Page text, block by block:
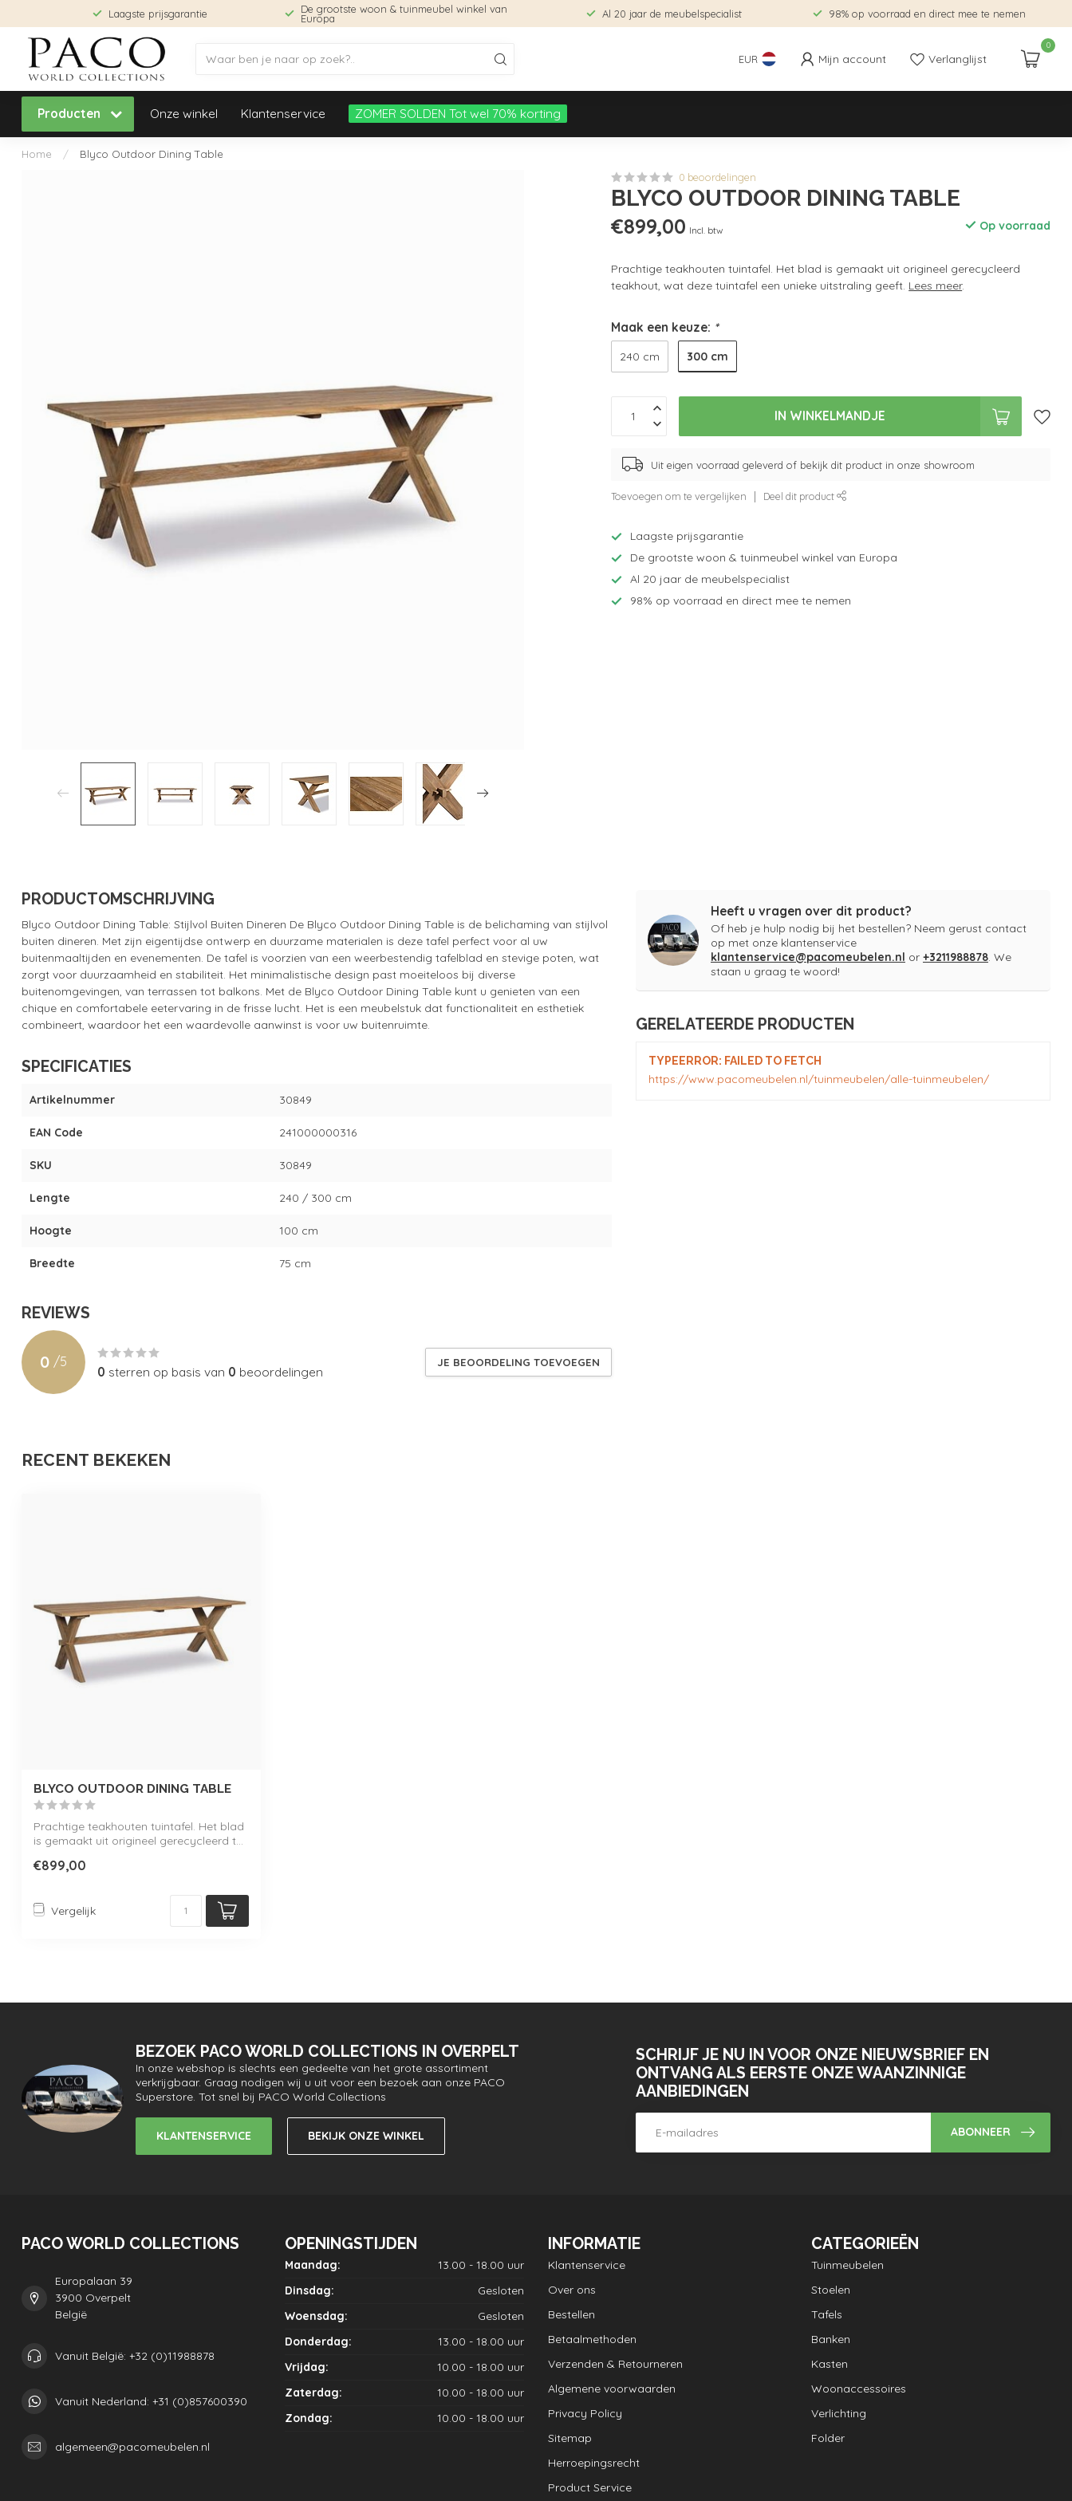
Laagste prijsgarantie De grootste woon & tuinmeubel winkel van
Europa Al 20 jaar de meubelspecialist 98% op voorraad en direct mee te nemen
EUR Mijn account Verlanglijst
0
Producten Onze winkel Klantenservice ZOMER SOLDEN Tot wel 70% korting
Home /
Blyco Outdoor Dining Table
0 beoordelingen
BLYCO OUTDOOR DINING TABLE
€899,00 Incl. btw Op voorraad
Prachtige teakhouten tuintafel. Het blad is gemaakt uit origineel gerecycleerd
teakhout, wat deze tuintafel een unieke uitstraling geeft. Lees meer.
Maak een keuze: *
240 cm 300 cm
IN WINKELMANDJE
Uit eigen voorraad geleverd of bekijk dit product in onze showroom
Toevoegen om te vergelijken Deel dit product
Laagste prijsgarantie
De grootste woon & tuinmeubel winkel van Europa
Al 20 jaar de meubelspecialist
98% op voorraad en direct mee te nemen
PRODUCTOMSCHRIJVING
Blyco Outdoor Dining Table: Stijlvol Buiten Dineren De Blyco Outdoor Dining Table is de belichaming van stijlvol
buiten dineren. Met zijn eigentijdse ontwerp en duurzame materialen is deze tafel perfect voor al uw
buitenmaaltijden en evenementen. De tafel is voorzien van een weerbestendig tafelblad en stevige poten, wat
zorgt voor duurzaamheid en stabiliteit. Het minimalistische design past moeiteloos bij diverse
buitenomgevingen, van terrassen tot balkons. Met de Blyco Outdoor Dining Table kunt u genieten van een
chique en comfortabele eetervaring in de frisse lucht. Het is een meubelstuk dat functionaliteit en esthetiek
combineert, waardoor het een waardevolle aanwinst is voor uw buitenruimte.
SPECIFICATIES
Artikelnummer 30849
EAN Code 241000000316
SKU 30849
Lengte 240 / 300 cm
Hoogte 100 cm
Breedte 75 cm
REVIEWS
0 /5
0 sterren op basis van 0 beoordelingen
JE BEOORDELING TOEVOEGEN
Heeft u vragen over dit product?
Of heb je hulp nodig bij het bestellen? Neem gerust contact
op met onze klantenservice
klantenservice@pacomeubelen.nl or +3211988878. We
staan u graag te woord!
GERELATEERDE PRODUCTEN
TYPEERROR: FAILED TO FETCH
https://www.pacomeubelen.nl/tuinmeubelen/alle-tuinmeubelen/
RECENT BEKEKEN
BLYCO OUTDOOR DINING TABLE
Prachtige teakhouten tuintafel. Het blad
is gemaakt uit origineel gerecycleerd t...
€899,00
Vergelijk
BEZOEK PACO WORLD COLLECTIONS IN OVERPELT
In onze webshop is slechts een gedeelte van het grote assortiment
verkrijgbaar. Graag nodigen wij u uit voor een bezoek aan onze PACO
Superstore. Tot snel bij PACO World Collections
KLANTENSERVICE BEKIJK ONZE WINKEL
SCHRIJF JE NU IN VOOR ONZE NIEUWSBRIEF EN
ONTVANG ALS EERSTE ONZE WAANZINNIGE
AANBIEDINGEN
ABONNEER
PACO WORLD COLLECTIONS
Europalaan 39
3900 Overpelt
België
Vanuit België: +32 (0)11988878
Vanuit Nederland: +31 (0)857600390
algemeen@pacomeubelen.nl
OPENINGSTIJDEN
Maandag:
13.00 - 18.00 uur
Dinsdag:
Gesloten
Woensdag:
Gesloten
Donderdag:
13.00 - 18.00 uur
Vrijdag:
10.00 - 18.00 uur
Zaterdag:
10.00 - 18.00 uur
Zondag:
10.00 - 18.00 uur
INFORMATIE
Klantenservice
Over ons
Bestellen
Betaalmethoden
Verzenden & Retourneren
Algemene voorwaarden
Privacy Policy
Sitemap
Herroepingsrecht
Product Service
CATEGORIEËN
Tuinmeubelen
Stoelen
Tafels
Banken
Kasten
Woonaccessoires
Verlichting
Folder